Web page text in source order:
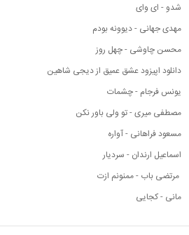
شدو - ای وای
مهدی جهانی - دیوونه بودم
محسن چاوشی - چهل روز
دانلود اپیزود عشق عمیق از دیجی شاهین
یونس فرجام - چشمات
مصطفی میری - تو ولی باور نکن
مسعود فراهانی - آواره
اسماعیل ارندان - سردیار
مرتضی باب - ممنونم ازت
مانی - کجایی